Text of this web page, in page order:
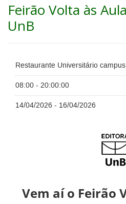
Feirão Volta às
UnB
Restaurante Universitário
08:00 - 20:00:00
14/04/2026 - 16/04/2026
Vem aí o Feirão